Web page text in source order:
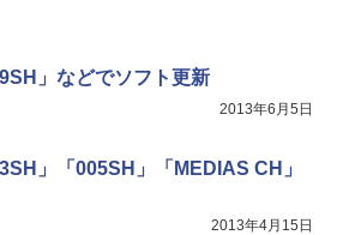
」などでソフト更新
2013年6月5日
」「005SH」「MEDIAS CH」
2013年4月15日